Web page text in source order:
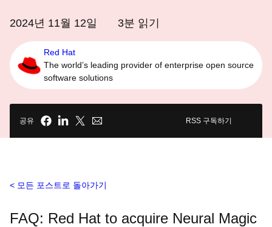
2024년 11월 12일 3분 읽기
Red Hat
The world’s leading provider of enterprise open source
software solutions
공유 RSS 구독하기
모든 포스트로 돌아가기
FAQ: Red Hat to acquire Neural Magic